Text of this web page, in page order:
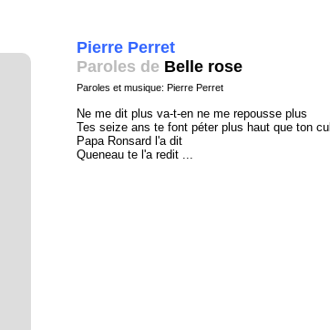
Pierre Perret
Paroles de Belle rose
Paroles et musique: Pierre Perret
Ne me dit plus va-t-en ne me repousse plus
Tes seize ans te font péter plus haut que ton cul
Papa Ronsard l'a dit
Queneau te l'a redit ...